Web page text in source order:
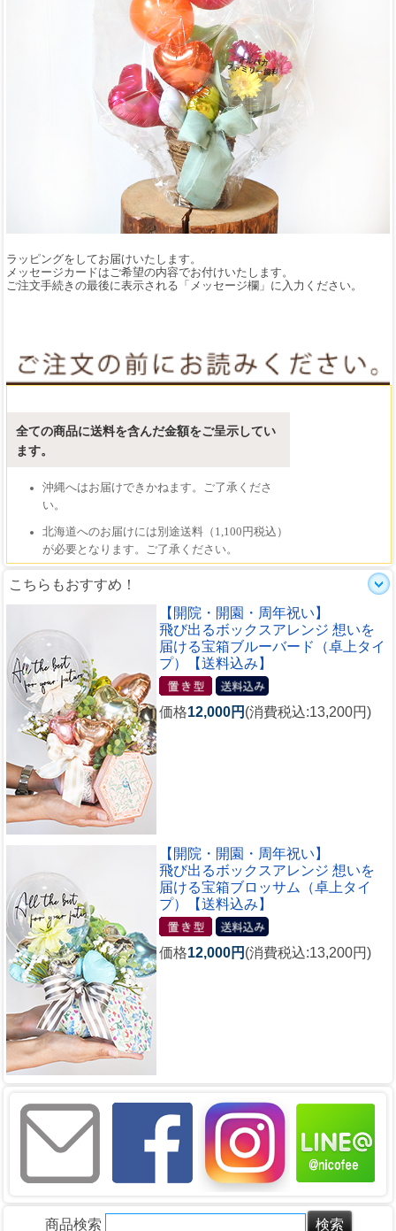
ラッピングをしてお届けいたします。
メッセージカードはご希望の内容でお付けいたします。
ご注文手続きの最後に表示される「メッセージ欄」に入力ください。
こちらもおすすめ！
【開院・開園・周年祝い】
飛び出るボックスアレンジ 想いを
届ける宝箱ブルーバード（卓上タイ
プ）【送料込み】
価格12,000円 (消費税込:13,200円)
【開院・開園・周年祝い】
飛び出るボックスアレンジ 想いを
届ける宝箱ブロッサム（卓上タイ
プ）【送料込み】
価格12,000円 (消費税込:13,200円)
商品検索